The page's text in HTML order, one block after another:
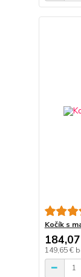
Kočík s
149,65 €